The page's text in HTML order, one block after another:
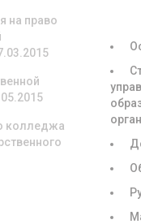
на право
колледжа